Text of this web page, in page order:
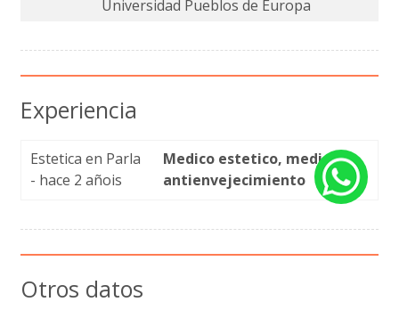
Universidad Pueblos de Europa
Experiencia
Estetica en Parla
- hace 2 añois
Medico estetico, medicina
antienvejecimiento
Otros datos